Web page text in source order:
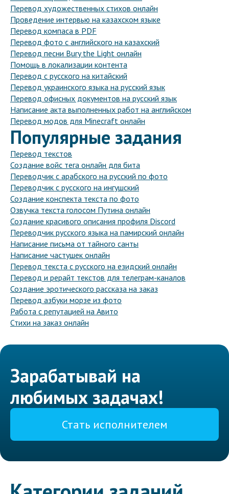
Перевод художественных стихов онлайн
Проведение интервью на казахском языке
Перевод компаса в PDF
Перевод фото с английского на казахский
Перевод песни Bury the Light онлайн
Помощь в локализации контента
Перевод с русского на китайский
Перевод украинского языка на русский язык
Перевод офисных документов на русский язык
Написание акта выполненных работ на английском
Перевод модов для Minecraft онлайн
Популярные задания
Перевод текстов
Создание войс тега онлайн для бита
Переводчик с арабского на русский по фото
Переводчик с русского на ингушский
Создание конспекта текста по фото
Озвучка текста голосом Путина онлайн
Создание красивого описания профиля Discord
Переводчик русского языка на памирский онлайн
Написание письма от тайного санты
Написание частушек онлайн
Перевод текста с русского на езидский онлайн
Перевод и рерайт текстов для телеграм-каналов
Создание эротического рассказа на заказ
Перевод азбуки морзе из фото
Работа с репутацией на Авито
Стихи на заказ онлайн
Зарабатывай на
любимых задачах!
Стать исполнителем